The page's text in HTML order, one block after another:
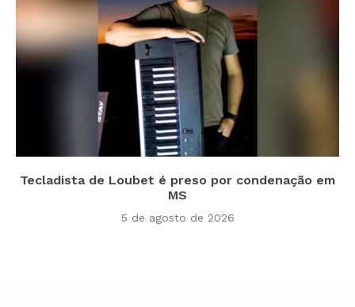
Tecladista de Loubet é preso por condenação em
MS
5 de agosto de 2026